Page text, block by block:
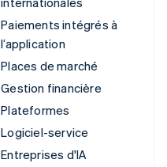
Paiements intégrés à
l’application
Places de marché
Gestion financière
Plateformes
Logiciel-service
Entreprises d'IA